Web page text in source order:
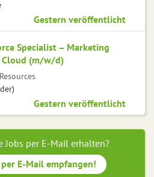
Gestern veröffentlicht
Specialist – Marketing
Cloud (m/w/d)
Gestern veröffentlicht
Jobs per E-Mail erhalten?
E-Mail empfangen!